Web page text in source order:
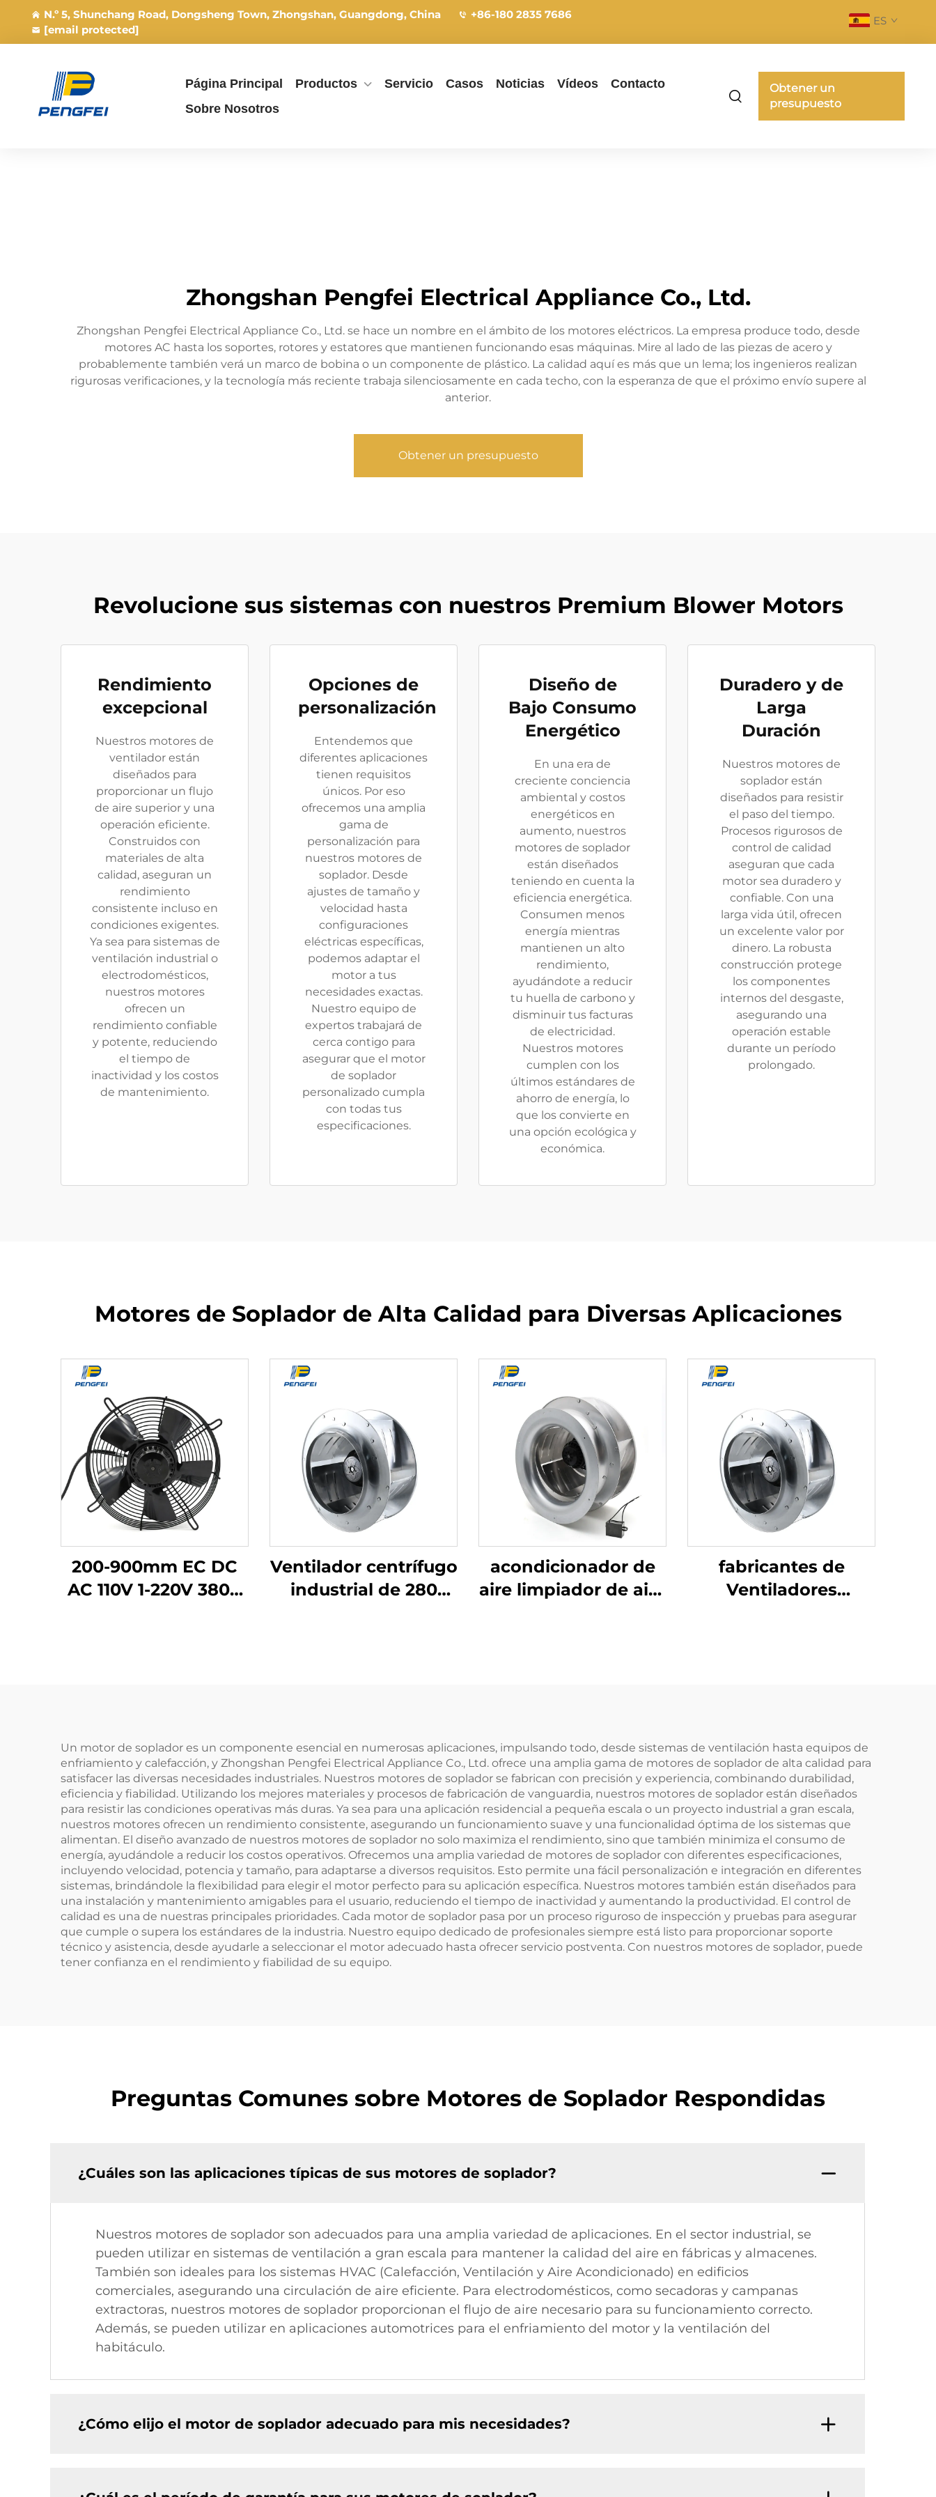
N.º 5, Shunchang Road, Dongsheng Town, Zhongshan, Guangdong, China
+86-180 2835 7686
[email protected]
ES
Página Principal Productos Servicio Casos Noticias Vídeos
Contacto
Sobre Nosotros
Obtener un
presupuesto
Zhongshan Pengfei Electrical Appliance Co., Ltd.
Zhongshan Pengfei Electrical Appliance Co., Ltd. se hace un nombre en el ámbito de los motores eléctricos. La empresa produce todo, desde
motores AC hasta los soportes, rotores y estatores que mantienen funcionando esas máquinas. Mire al lado de las piezas de acero y
probablemente también verá un marco de bobina o un componente de plástico. La calidad aquí es más que un lema; los ingenieros realizan
rigurosas verificaciones, y la tecnología más reciente trabaja silenciosamente en cada techo, con la esperanza de que el próximo envío supere al
anterior.
Obtener un presupuesto
Revolucione sus sistemas con nuestros Premium Blower Motors
Rendimiento
excepcional
Nuestros motores de
ventilador están
diseñados para
proporcionar un flujo
de aire superior y una
operación eficiente.
Construidos con
materiales de alta
calidad, aseguran un
rendimiento
consistente incluso en
condiciones exigentes.
Ya sea para sistemas de
ventilación industrial o
electrodomésticos,
nuestros motores
ofrecen un
rendimiento confiable
y potente, reduciendo
el tiempo de
inactividad y los costos
de mantenimiento.
Opciones de
personalización
Entendemos que
diferentes aplicaciones
tienen requisitos
únicos. Por eso
ofrecemos una amplia
gama de
personalización para
nuestros motores de
soplador. Desde
ajustes de tamaño y
velocidad hasta
configuraciones
eléctricas específicas,
podemos adaptar el
motor a tus
necesidades exactas.
Nuestro equipo de
expertos trabajará de
cerca contigo para
asegurar que el motor
de soplador
personalizado cumpla
con todas tus
especificaciones.
Diseño de
Bajo Consumo
Energético
En una era de
creciente conciencia
ambiental y costos
energéticos en
aumento, nuestros
motores de soplador
están diseñados
teniendo en cuenta la
eficiencia energética.
Consumen menos
energía mientras
mantienen un alto
rendimiento,
ayudándote a reducir
tu huella de carbono y
disminuir tus facturas
de electricidad.
Nuestros motores
cumplen con los
últimos estándares de
ahorro de energía, lo
que los convierte en
una opción ecológica y
económica.
Duradero y de
Larga
Duración
Nuestros motores de
soplador están
diseñados para resistir
el paso del tiempo.
Procesos rigurosos de
control de calidad
aseguran que cada
motor sea duradero y
confiable. Con una
larga vida útil, ofrecen
un excelente valor por
dinero. La robusta
construcción protege
los componentes
internos del desgaste,
asegurando una
operación estable
durante un período
prolongado.
Motores de Soplador de Alta Calidad para Diversas Aplicaciones
200-900mm EC DC
AC 110V 1-220V 380V
Ventilador centrífugo
industrial de 280
acondicionador de
aire limpiador de aire
fabricantes de
Ventiladores
Un motor de soplador es un componente esencial en numerosas aplicaciones, impulsando todo, desde sistemas de ventilación hasta equipos de
enfriamiento y calefacción, y Zhongshan Pengfei Electrical Appliance Co., Ltd. ofrece una amplia gama de motores de soplador de alta calidad para
satisfacer las diversas necesidades industriales. Nuestros motores de soplador se fabrican con precisión y experiencia, combinando durabilidad,
eficiencia y fiabilidad. Utilizando los mejores materiales y procesos de fabricación de vanguardia, nuestros motores de soplador están diseñados
para resistir las condiciones operativas más duras. Ya sea para una aplicación residencial a pequeña escala o un proyecto industrial a gran escala,
nuestros motores ofrecen un rendimiento consistente, asegurando un funcionamiento suave y una funcionalidad óptima de los sistemas que
alimentan. El diseño avanzado de nuestros motores de soplador no solo maximiza el rendimiento, sino que también minimiza el consumo de
energía, ayudándole a reducir los costos operativos. Ofrecemos una amplia variedad de motores de soplador con diferentes especificaciones,
incluyendo velocidad, potencia y tamaño, para adaptarse a diversos requisitos. Esto permite una fácil personalización e integración en diferentes
sistemas, brindándole la flexibilidad para elegir el motor perfecto para su aplicación específica. Nuestros motores también están diseñados para
una instalación y mantenimiento amigables para el usuario, reduciendo el tiempo de inactividad y aumentando la productividad. El control de
calidad es una de nuestras principales prioridades. Cada motor de soplador pasa por un proceso riguroso de inspección y pruebas para asegurar
que cumple o supera los estándares de la industria. Nuestro equipo dedicado de profesionales siempre está listo para proporcionar soporte
técnico y asistencia, desde ayudarle a seleccionar el motor adecuado hasta ofrecer servicio postventa. Con nuestros motores de soplador, puede
tener confianza en el rendimiento y fiabilidad de su equipo.
Preguntas Comunes sobre Motores de Soplador Respondidas
¿Cuáles son las aplicaciones típicas de sus motores de soplador?
Nuestros motores de soplador son adecuados para una amplia variedad de aplicaciones. En el sector industrial, se
pueden utilizar en sistemas de ventilación a gran escala para mantener la calidad del aire en fábricas y almacenes.
También son ideales para los sistemas HVAC (Calefacción, Ventilación y Aire Acondicionado) en edificios
comerciales, asegurando una circulación de aire eficiente. Para electrodomésticos, como secadoras y campanas
extractoras, nuestros motores de soplador proporcionan el flujo de aire necesario para su funcionamiento correcto.
Además, se pueden utilizar en aplicaciones automotrices para el enfriamiento del motor y la ventilación del
habitáculo.
¿Cómo elijo el motor de soplador adecuado para mis necesidades?